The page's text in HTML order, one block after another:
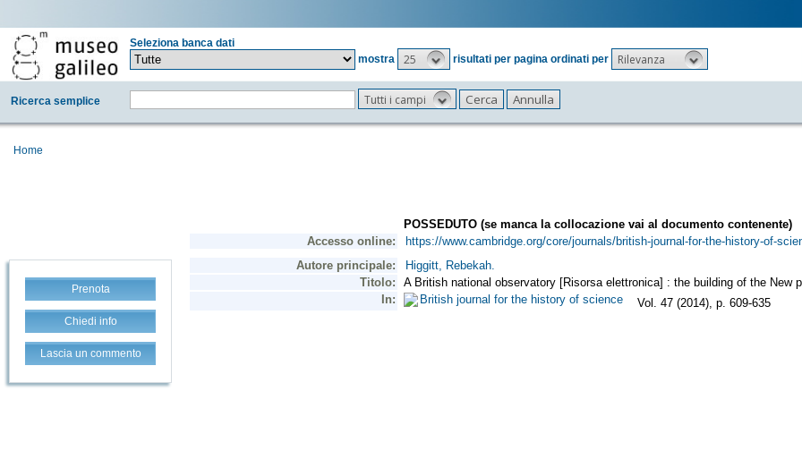
Seleziona banca dati
mostra
25 risultati per pagina ordinati per Rilevanza
Ricerca semplice Tutti i campi
Home
Prenota
Chiedi info
Lascia un commento